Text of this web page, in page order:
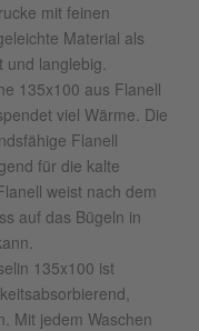
mit feinen
Material als
und langlebig.
135x100 aus Flanell
viel Wärme. Die
Flanell
für die kalte
weist nach dem
auf das Bügeln in
135x100 ist
Mit jedem Waschen